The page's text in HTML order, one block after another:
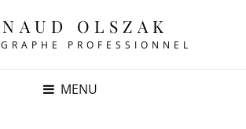
OLSZAK
PROFESSIONNEL
MENU